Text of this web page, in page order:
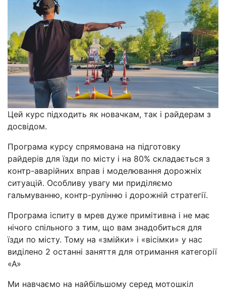
Цей курс підходить як новачкам, так і райдерам з
досвідом.
Програма курсу спрямована на підготовку
райдерів для їзди по місту і на 80% складається з
контр-аварійних вправ і моделювання дорожніх
ситуацій. Особливу увагу ми приділяємо
гальмуванню, контр-рулінню і дорожній стратегії.
Програма іспиту в мрев дуже примітивна і не має
нічого спільного з тим, що вам знадобиться для
їзди по місту. Тому на «змійки» і «вісімки» у нас
виділено 2 останні заняття для отримання категорії
«А»
Ми навчаємо на найбільшому серед мотошкіл